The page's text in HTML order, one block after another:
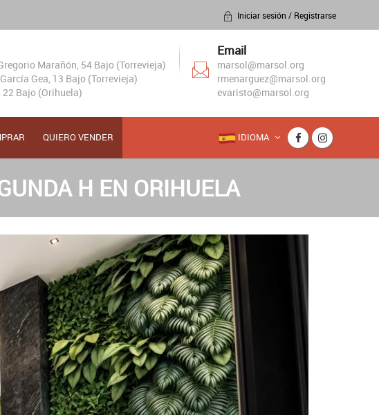
Iniciar sesión / Registrarse
Marañón, 54 Bajo (Torrevieja)
Gea, 13 Bajo (Torrevieja)
22 Bajo (Orihuela)
Email
marsol@marsol.org
rmenarguez@marsol.org
evaristo@marsol.org
QUIERO VENDER IDIOMA
H EN ORIHUELA